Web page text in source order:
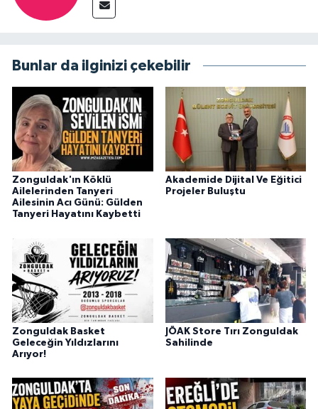
Bunlar da ilginizi çekebilir
Zonguldak'ın Köklü
Ailelerinden Tanyeri
Ailesinin Acı Günü: Gülden
Tanyeri Hayatını Kaybetti
Akademide Dijital Ve Eğitici
Projeler Buluştu
Zonguldak Basket
Geleceğin Yıldızlarını
Arıyor!
JÖAK Store Tırı Zonguldak
Sahilinde